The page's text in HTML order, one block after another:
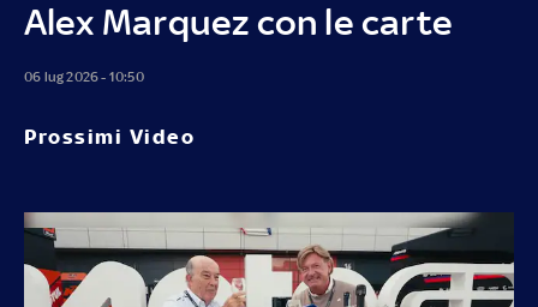
Alex Marquez con le carte
06 lug 2026 - 10:50
Prossimi Video